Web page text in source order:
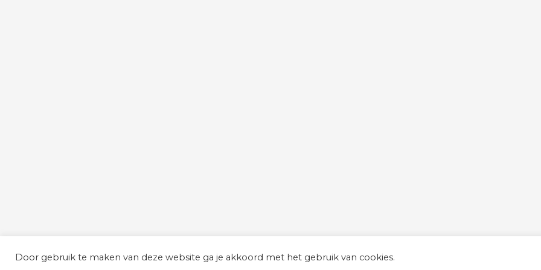
Door gebruik te maken van deze website ga je akkoord met het gebruik van cookies.